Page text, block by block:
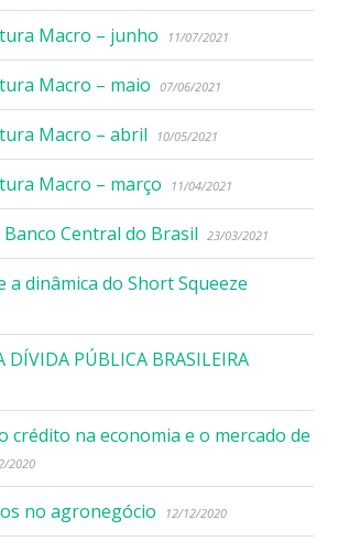
Macro – junho 11/07/2021
Macro – maio 07/06/2021
Macro – abril 10/05/2021
Macro – março 11/04/2021
Central do Brasil 23/03/2021
a dinâmica do Short Squeeze
DÍVIDA PÚBLICA BRASILEIRA
crédito na economia e o mercado de
2020
no agronegócio 12/12/2020